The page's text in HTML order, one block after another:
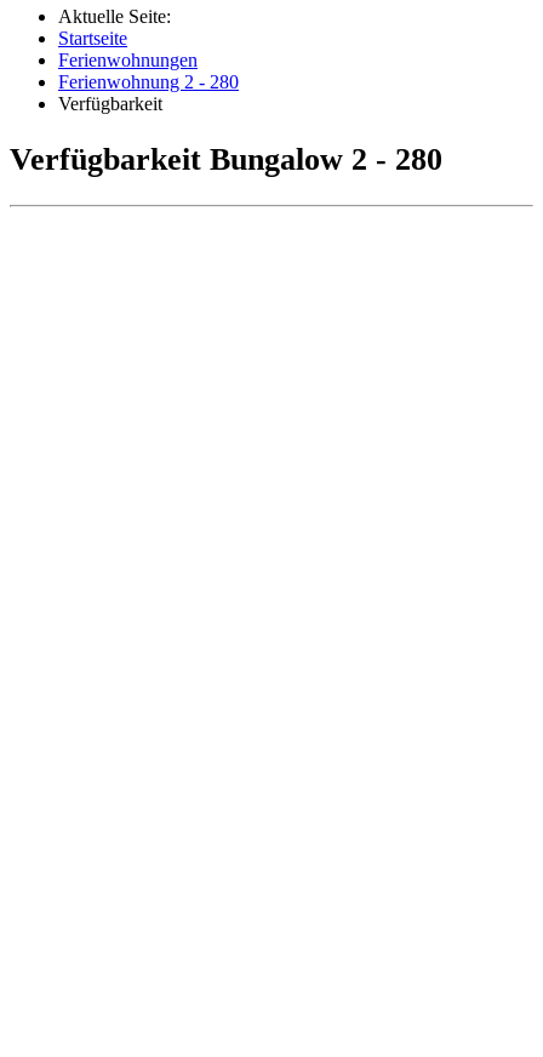
Aktuelle Seite:
Startseite
Ferienwohnungen
Ferienwohnung 2 - 280
Verfügbarkeit
Verfügbarkeit Bungalow 2 - 280